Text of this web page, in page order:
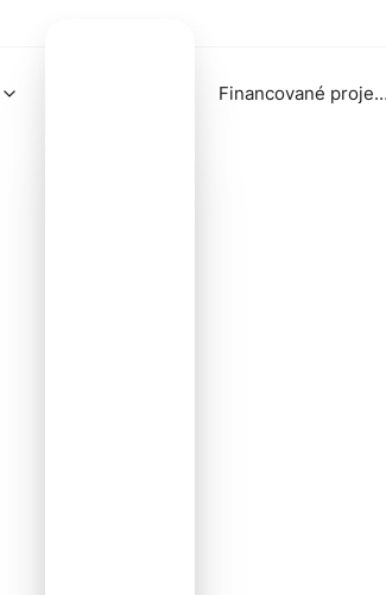
Financované projekty